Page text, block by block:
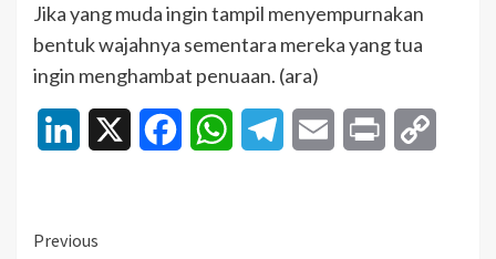
Jika yang muda ingin tampil menyempurnakan
bentuk wajahnya sementara mereka yang tua
ingin menghambat penuaan. (ara)
LinkedIn FacebookWhatsAppTelegramEmail Print
Continue
Previous